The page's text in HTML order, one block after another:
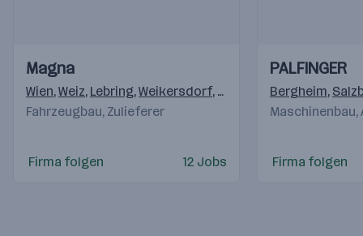
Videos
Einblicke
Einblicke
Magna
Wien,Weiz, Lebring,Weikersdorf, Krottendorf (Weiz),
Fahrzeugbau, Zulieferer
Firma folgen 12 Jobs
Videos
Einblicke
Einblicke
PALFINGER
Bergheim,
Maschinenbau,
Firma folgen